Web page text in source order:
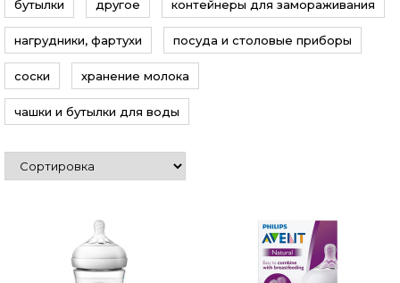
бутылки другое контейнеры для замораживания
нагрудники, фартухи посуда и столовые приборы
соски хранение молока
чашки и бутылки для воды